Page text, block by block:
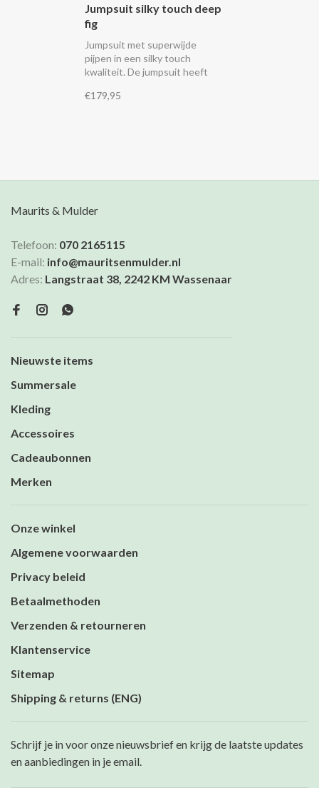
Jumpsuit silky touch deep
fig
Jumpsuit met superwijde
pijpen in een silky touch
kwaliteit. De jumpsuit heeft
schouderbandjes.
€179,95
Maurits & Mulder
Telefoon: 070 2165115
E-mail: info@mauritsenmulder.nl
Adres: Langstraat 38, 2242 KM Wassenaar
Nieuwste items
Summersale
Kleding
Accessoires
Cadeaubonnen
Merken
Onze winkel
Algemene voorwaarden
Privacy beleid
Betaalmethoden
Verzenden & retourneren
Klantenservice
Sitemap
Shipping & returns (ENG)
Schrijf je in voor onze nieuwsbrief en krijg de laatste updates
en aanbiedingen in je email.